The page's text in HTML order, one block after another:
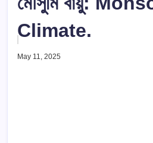
Climate.
May 11, 2025